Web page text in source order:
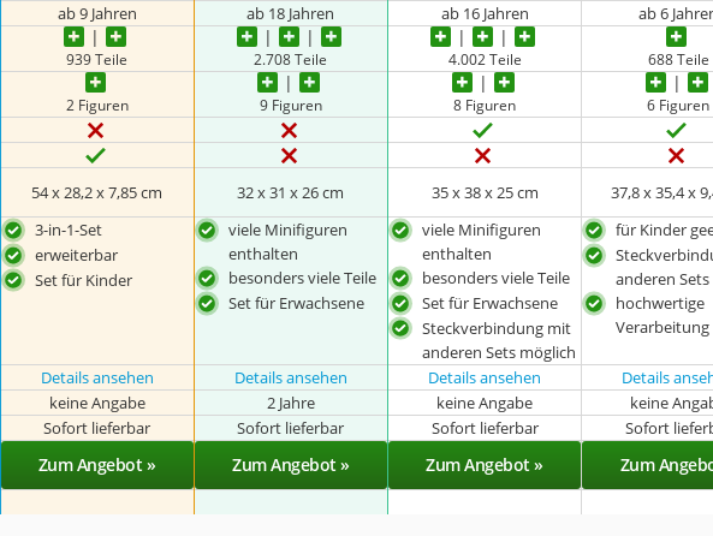
ab 9 Jahren ab 18 Jahren ab 16 Jahren ab 6
939 Teile 2.708 Teile 4.002 Teile 688 Teile
2 Figuren 9 Figuren 8 Figuren 6 Figuren
54 x 28,2 x 7,85 cm 32 x 31 x 26 cm 35 x 38 x 25 cm 37,8 x 35,4 x
3-in-1-Set
erweiterbar
Set für Kinder
viele Minifiguren
enthalten
besonders viele Teile
Set für Erwachsene
viele Minifiguren
enthalten
besonders viele Teile
Set für Erwachsene
Steckverbindung mit
anderen Sets möglich
für Kinder
anderen
hochwertige
Verarbeitung
Details ansehen Details ansehen Details ansehen Details
keine Angabe 2 Jahre keine Angabe keine
Sofort lieferbar Sofort lieferbar Sofort lieferbar Sofort
Zum Angebot » Zum Angebot » Zum Angebot » Zum